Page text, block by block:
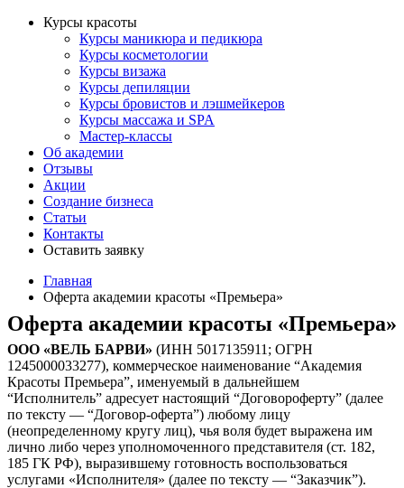
Курсы красоты
Курсы маникюра и педикюра
Курсы косметологии
Курсы визажа
Курсы депиляции
Курсы бровистов и лэшмейкеров
Курсы массажа и SPA
Мастер-классы
Об академии
Отзывы
Акции
Создание бизнеса
Статьи
Контакты
Оставить заявку
Главная
Оферта академии красоты «Премьера»
Оферта академии красоты «Премьера»
ООО «ВЕЛЬ БАРВИ» (ИНН 5017135911; ОГРН
1245000033277), коммерческое наименование “Академия
Красоты Премьера”, именуемый в дальнейшем
“Исполнитель” адресует настоящий “Договороферту” (далее
по тексту — “Договор-оферта”) любому лицу
(неопределенному кругу лиц), чья воля будет выражена им
лично либо через уполномоченного представителя (ст. 182,
185 ГК РФ), выразившему готовность воспользоваться
услугами «Исполнителя» (далее по тексту — “Заказчик”).